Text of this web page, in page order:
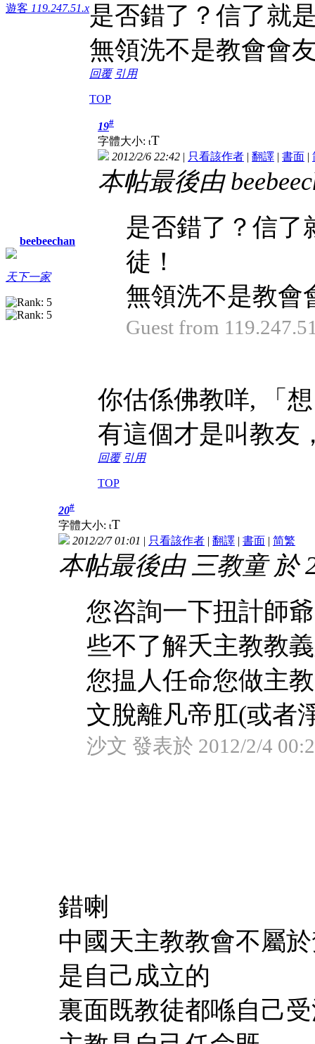
遊客 119.247.51.x是否錯了？信了就
無領洗不是教會會
回覆 引用
TOP
beebeechan
天下一家
19#
字體大小: tT
2012/2/6 22:42 | 只看該作者 | 翻譯 | 書面 |
本帖最後由
是否錯了？信了
徒！
無領洗不是教會
Guest from
你估係佛教咩, 「
有這個才是叫教
回覆 引用
TOP
20#
字體大小: tT
2012/2/7 01:01 | 只看該作者 | 翻譯 | 書面 | 简繁
本帖最後由 三教童 於
您咨詢一下扭計師
些不了解夭主教教
您揾人任命您做主
文脫離凡帝肛(或者
沙文 發表於 2012/2/4
錯喇
中國天主教教會不屬
是自己成立的
裏面既教徒都喺自己